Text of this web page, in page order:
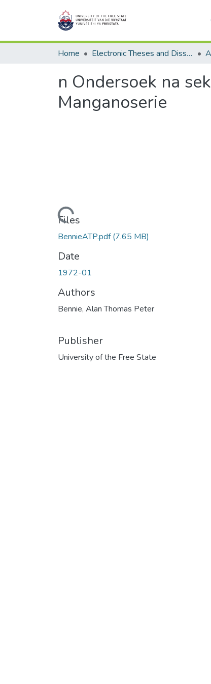
Home Electronic Theses and Dissertations
n Ondersoek na
Manganoserie
Loading...
Files
BennieATP.pdf(7.65 MB)
Date
1972-01
Authors
Bennie, Alan Thomas Peter
Publisher
University of the Free State